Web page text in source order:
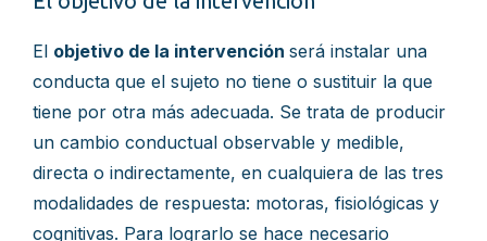
El objetivo de la intervención será instalar una
conducta que el sujeto no tiene o sustituir la que
tiene por otra más adecuada. Se trata de producir
un cambio conductual observable y medible,
directa o indirectamente, en cualquiera de las tres
modalidades de respuesta: motoras, fisiológicas y
cognitivas. Para lograrlo se hace necesario